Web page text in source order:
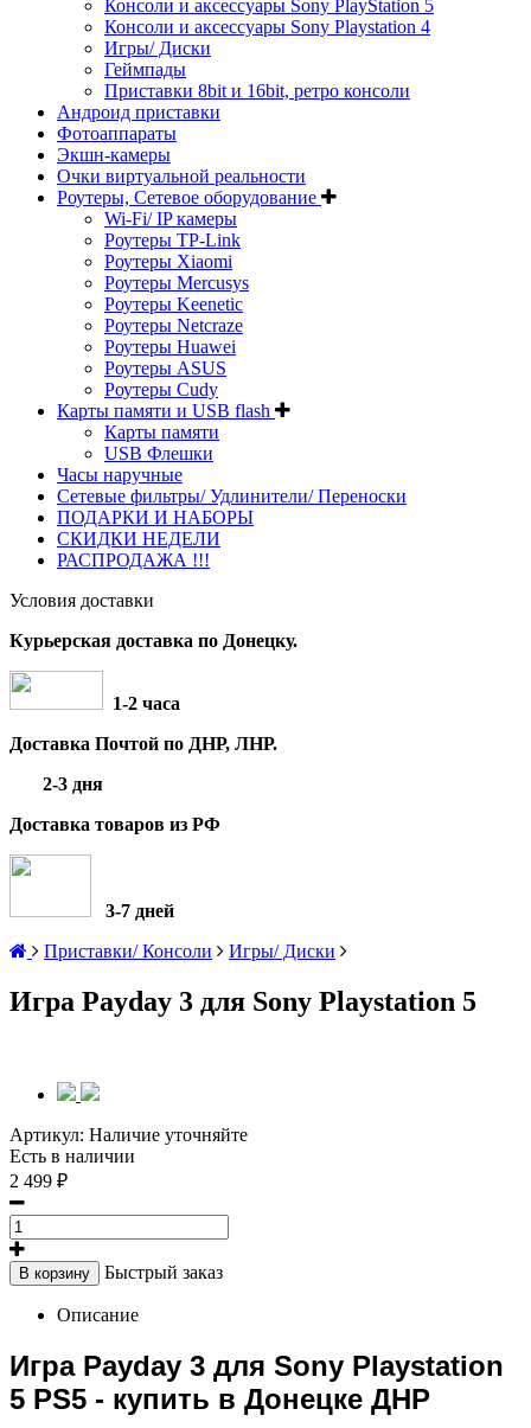
Консоли и аксессуары Sony PlayStation 5
Консоли и аксессуары Sony Playstation 4
Игры/ Диски
Геймпады
Приставки 8bit и 16bit, ретро консоли
Андроид приставки
Фотоаппараты
Экшн-камеры
Очки виртуальной реальности
Роутеры, Сетевое оборудование
Wi-Fi/ IP камеры
Роутеры TP-Link
Роутеры Xiaomi
Роутеры Mercusys
Роутеры Keenetic
Роутеры Netcraze
Роутеры Huawei
Роутеры ASUS
Роутеры Cudy
Карты памяти и USB flash
Карты памяти
USB Флешки
Часы наручные
Сетевые фильтры/ Удлинители/ Переноски
ПОДАРКИ И НАБОРЫ
СКИДКИ НЕДЕЛИ
РАСПРОДАЖА !!!
Условия доставки
Курьерская доставка по Донецку.
1-2 часа
Доставка Почтой по ДНР, ЛНР.
2-3 дня
Доставка товаров из РФ
3-7 дней
Приставки/ Консоли
Игры/ Диски
Игра Payday 3 для Sony Playstation 5
Артикул: Наличие уточняйте
Есть в наличии
2 499 ₽
В корзину Быстрый заказ
Описание
Игра Payday 3 для Sony Playstation
5 PS5 - купить в Донецке ДНР